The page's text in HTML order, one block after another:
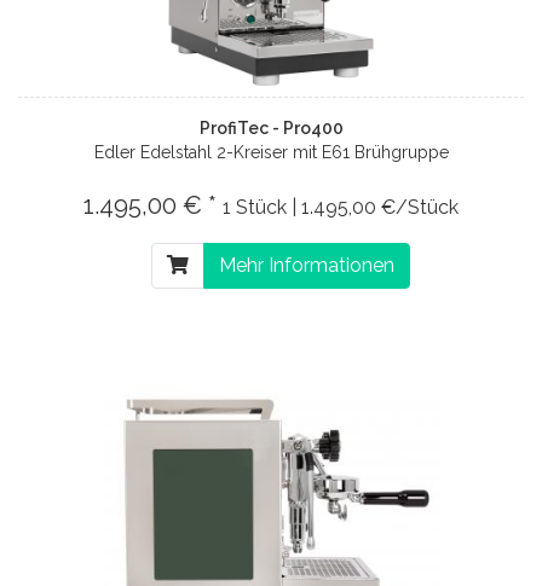
ProfiTec - Pro400
Edler Edelstahl 2-Kreiser mit E61 Brühgruppe
1.495,00 € * 1 Stück | 1.495,00 €/Stück
Mehr Informationen